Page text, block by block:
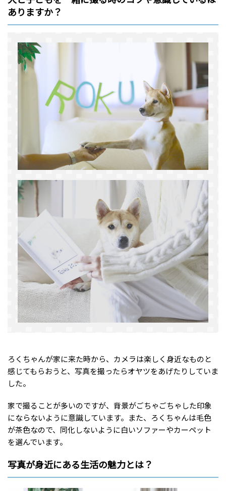
ありますか？
ろくちゃんが家に来た時から、カメラは楽しく身近なものと
感じてもらおうと、写真を撮ったらオヤツをあげたりしていま
した。
家で撮ることが多いのですが、背景がごちゃごちゃした印象
にならないように意識しています。また、ろくちゃんは毛色
が茶色なので、同化しないように白いソファーやカーペット
を選んでいます。
写真が身近にある生活の魅力とは？